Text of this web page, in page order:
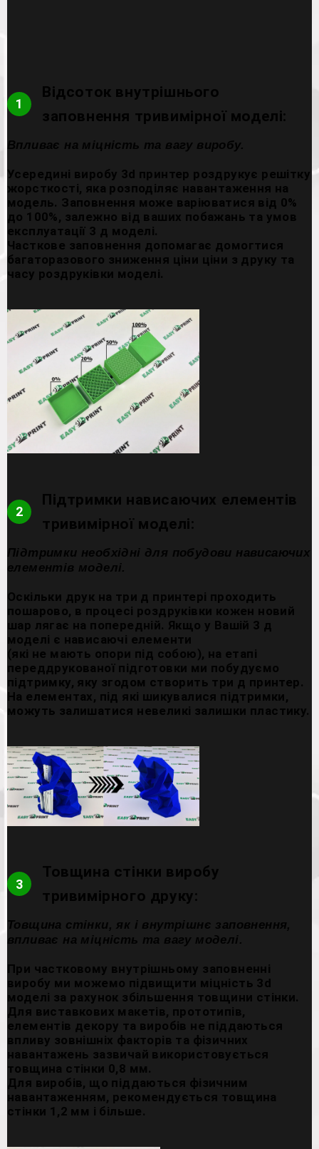
1
Відсоток внутрішнього
заповнення тривимірної моделі:
Впливає на міцність та вагу виробу.
Усередині виробу 3d принтер роздрукує решітку
жорсткості, яка розподіляє навантаження на
модель. Заповнення може варіюватися від 0%
до 100%, залежно від ваших побажань та умов
експлуатації 3 д моделі.
Часткове заповнення допомагає домогтися
багаторазового зниження ціни ціни з друку та
часу роздруківки моделі.
2
Підтримки нависаючих елементів
тривимірної моделі:
Підтримки необхідні для побудови нависаючих
елементів моделі.
Оскільки друк на три д принтері проходить
пошарово, в процесі роздруківки кожен новий
шар лягає на попередній. Якщо у Вашій 3 д
моделі є нависаючі елементи
(які не мають опори під собою), на етапі
переддрукованої підготовки ми побудуємо
підтримку, яку згодом створить три д принтер.
На елементах, під які шикувалися підтримки,
можуть залишатися невеликі залишки пластику.
3
Товщина стінки виробу
тривимірного друку:
Товщина стінки, як і внутрішнє заповнення,
впливає на міцність та вагу моделі.
При частковому внутрішньому заповненні
виробу ми можемо підвищити міцність 3d
моделі за рахунок збільшення товщини стінки.
Для виставкових макетів, прототипів,
елементів декору та виробів не піддаються
впливу зовнішніх факторів та фізичних
навантажень зазвичай використовується
товщина стінки 0,8 мм.
Для виробів, що піддаються фізичним
навантаженням, рекомендується товщина
стінки 1,2 мм і більше.